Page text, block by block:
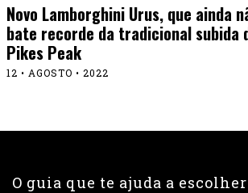
Novo Lamborghini Urus, que ainda
bate recorde da tradicional subida
Pikes Peak
12 • AGOSTO • 2022
O guia que te ajuda a